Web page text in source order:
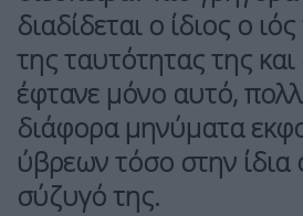
διαδίδεται ο ίδιος ο
της ταυτότητας της
έφτανε μόνο αυτό,
διάφορα μηνύματα
ύβρεων τόσο στην ίδια
σύζυγό της.